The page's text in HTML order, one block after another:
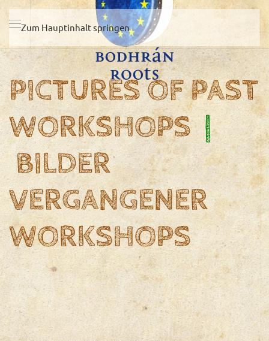
Zum Hauptinhalt springen
PICTURES OF PAST
WORKSHOPS|
BILDER
VERGANGENER
WORKSHOPS